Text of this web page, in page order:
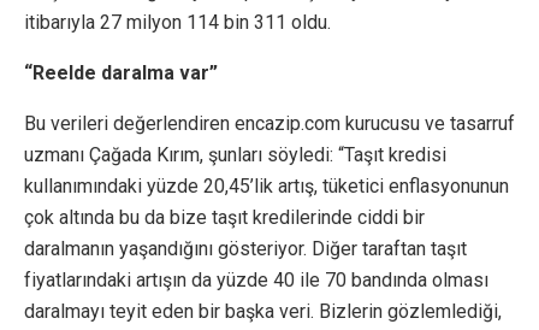
itibarıyla 27 milyon 114 bin 311 oldu.
“Reelde daralma var”
Bu verileri değerlendiren encazip.com kurucusu ve tasarruf
uzmanı Çağada Kırım, şunları söyledi: “Taşıt kredisi
kullanımındaki yüzde 20,45’lik artış, tüketici enflasyonunun
çok altında bu da bize taşıt kredilerinde ciddi bir
daralmanın yaşandığını gösteriyor. Diğer taraftan taşıt
fiyatlarındaki artışın da yüzde 40 ile 70 bandında olması
daralmayı teyit eden bir başka veri. Bizlerin gözlemlediği,